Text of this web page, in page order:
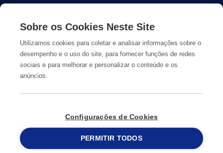
Informação Legal
© Copyright2026Anticimex
215 913 019
Sobre os Cookies Neste Site
Utilizamos cookies para coletar e analisar informações sobre o
desempenho e o uso do site, para fornecer funções de redes
sociais e para melhorar e personalizar o conteúdo e os
anúncios.
Configurações de Cookies
PERMITIR TODOS